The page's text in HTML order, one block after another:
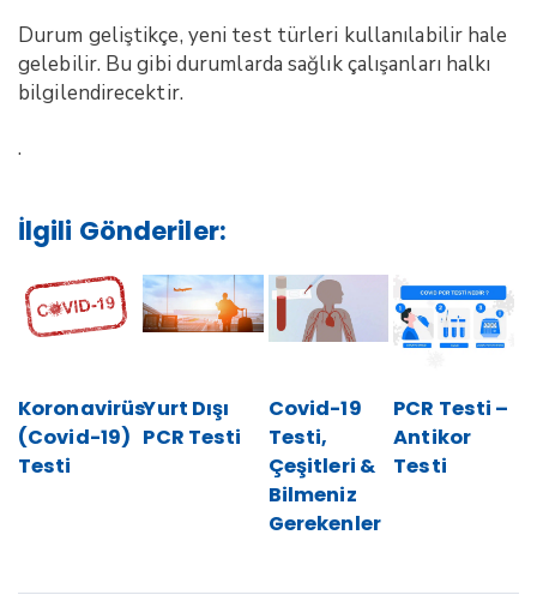
Durum geliştikçe, yeni test türleri kullanılabilir hale
gelebilir. Bu gibi durumlarda sağlık çalışanları halkı
bilgilendirecektir.
.
İlgili Gönderiler:
Koronavirüs
(Covid-19)
Testi
Yurt Dışı
PCR Testi
Covid-19
Testi,
Çeşitleri &
Bilmeniz
Gerekenler
PCR Testi –
Antikor
Testi